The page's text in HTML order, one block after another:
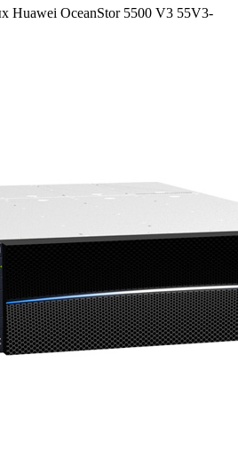
Huawei OceanStor 5500 V3 55V3-